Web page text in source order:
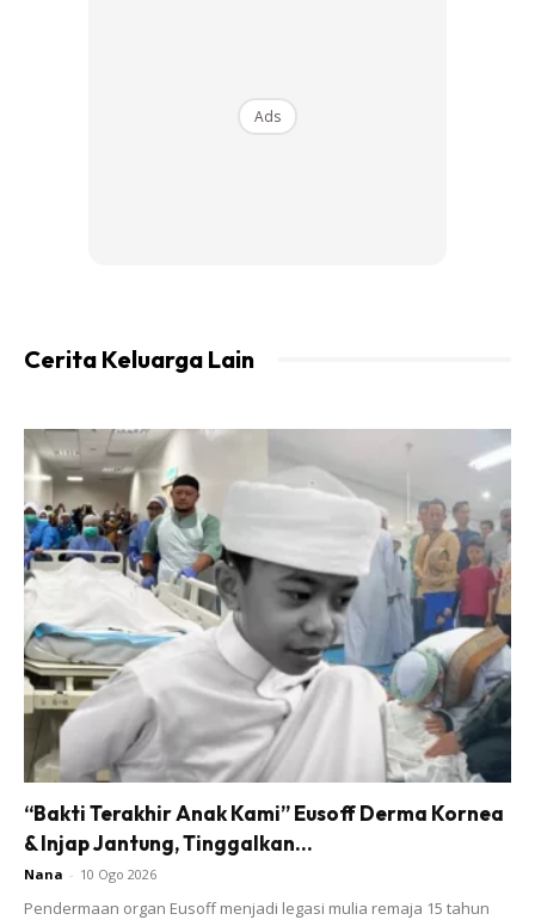
“Isteri cakap malam ini nak masak mi hailam. Jadi kena
pergi Mydin beli barang. Cuma kebiasannya aku turun tetapi
kali ini isteri nak turun sendiri sebab sebelum ini aku
tertinggal daun ketumbar.
Ads
Cerita Keluarga Lain
“Bakti Terakhir Anak Kami” Eusoff Derma Kornea
& Injap Jantung, Tinggalkan...
Nana - 10 Ogo 2026
Pendermaan organ Eusoff menjadi legasi mulia remaja 15 tahun